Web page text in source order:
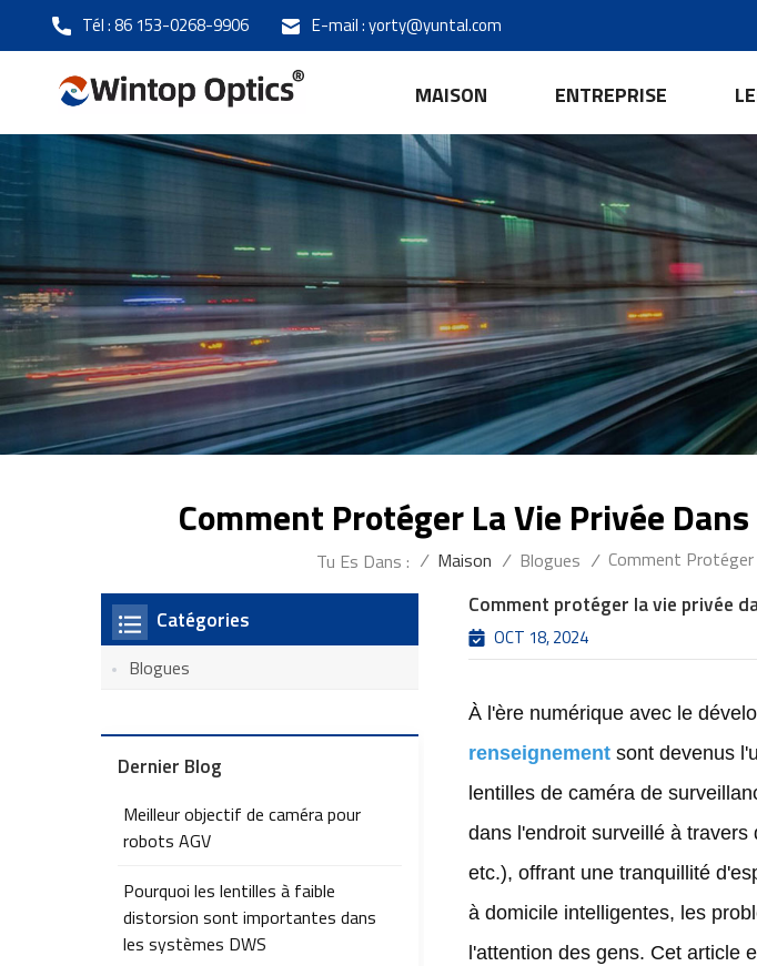
Tél :86 153-0268-9906 E-mail :yorty@yuntal.com
MAISON ENTREPRISE
Comment Protéger La Vie Privée
Tu Es Dans : / Maison / Blogues / Comment Protéger
Comment protéger la vie privée
OCT 18, 2024
À l'ère numérique avec le
renseignementsont devenus
lentilles de caméra de
dans l'endroit surveillé à
etc.), offrant une tranquillité
à domicile intelligentes, les
l'attention des gens. Cet article
Catégories
Blogues
Dernier Blog
Meilleur objectif de caméra pour
robots AGV
Pourquoi les lentilles à faible
distorsion sont importantes dans
les systèmes DWS